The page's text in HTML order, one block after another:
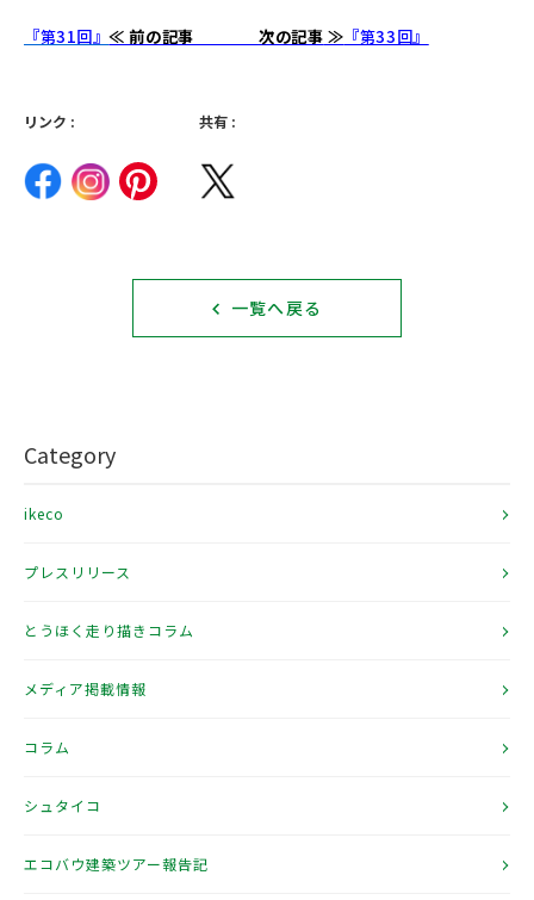
『第31回』≪ 前の記事 次の記事 ≫ 『第33回』
リンク : 共有 :
一覧へ戻る
Category
ikeco
プレスリリース
とうほく走り描きコラム
メディア掲載情報
コラム
シュタイコ
エコバウ建築ツアー報告記